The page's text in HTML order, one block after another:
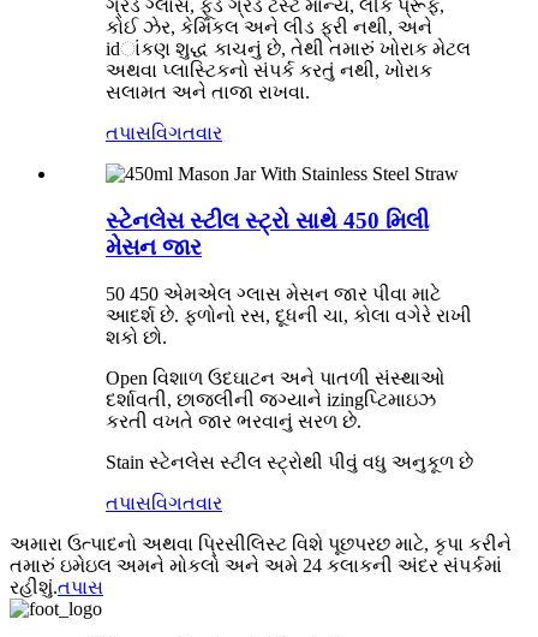
ગ્રેડ ગ્લાસ, ફૂડ ગ્રેડ ટેસ્ટ માન્ય, લીક પ્રૂફ,
કોઈ ઝેર, કેમિકલ અને લીડ ફ્રી નથી, અને
idાંકણ શુદ્ધ કાચનું છે, તેથી તમારું ખોરાક મેટલ
અથવા પ્લાસ્ટિકનો સંપર્ક કરતું નથી, ખોરાક
સલામત અને તાજા રાખવા.
તપાસવિગતવાર
સ્ટેનલેસ સ્ટીલ સ્ટ્રો સાથે 450 મિલી
મેસન જાર
50 450 એમએલ ગ્લાસ મેસન જાર પીવા માટે
આદર્શ છે. ફળોનો રસ, દૂધની ચા, કોલા વગેરે રાખી
શકો છો.
Open વિશાળ ઉદઘાટન અને પાતળી સંસ્થાઓ
દર્શાવતી, છાજલીની જગ્યાને izingપ્ટિમાઇઝ
કરતી વખતે જાર ભરવાનું સરળ છે.
Stain સ્ટેનલેસ સ્ટીલ સ્ટ્રોથી પીવું વધુ અનુકૂળ છે
તપાસવિગતવાર
અમારા ઉત્પાદનો અથવા પ્રિસીલિસ્ટ વિશે પૂછપરછ માટે, કૃપા કરીને
તમારું ઇમેઇલ અમને મોકલો અને અમે 24 કલાકની અંદર સંપર્કમાં
રહીશું.તપાસ